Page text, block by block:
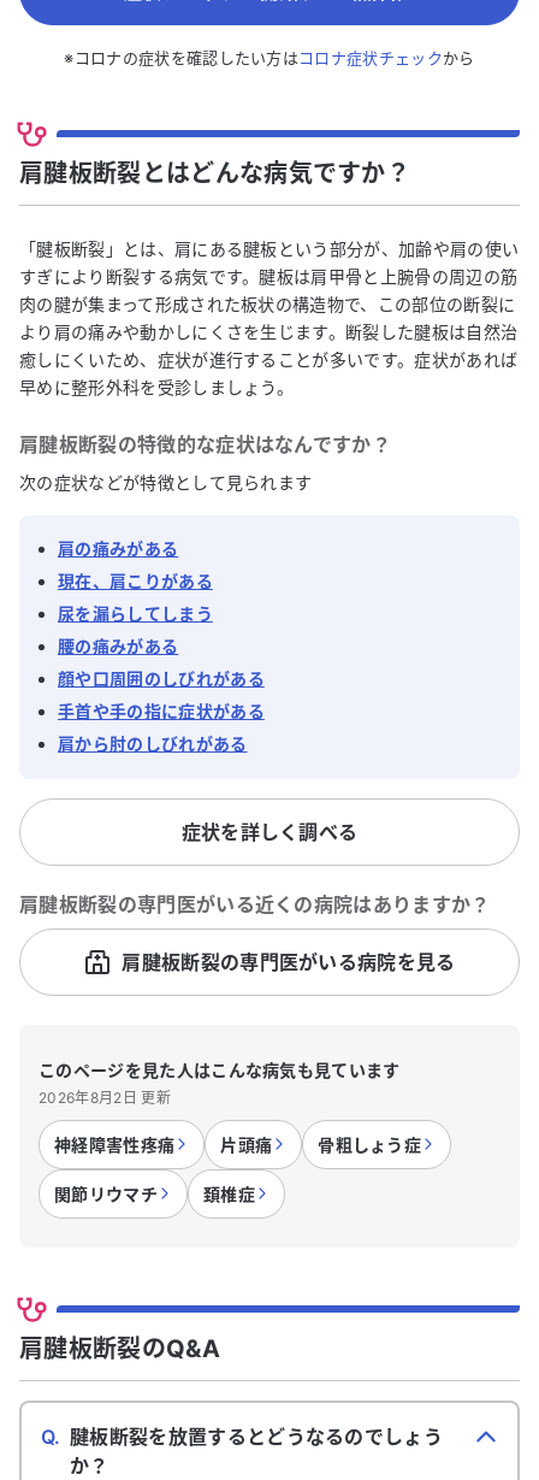
※コロナの症状を確認したい方はコロナ症状チェックから
肩腱板断裂とはどんな病気ですか？
「腱板断裂」とは、肩にある腱板という部分が、加齢や肩の使い
すぎにより断裂する病気です。腱板は肩甲骨と上腕骨の周辺の筋
肉の腱が集まって形成された板状の構造物で、この部位の断裂に
より肩の痛みや動かしにくさを生じます。断裂した腱板は自然治
癒しにくいため、症状が進行することが多いです。症状があれば
早めに整形外科を受診しましょう。
肩腱板断裂の特徴的な症状はなんですか？
次の症状などが特徴として見られます
肩の痛みがある
現在、肩こりがある
尿を漏らしてしまう
腰の痛みがある
顔や口周囲のしびれがある
手首や手の指に症状がある
肩から肘のしびれがある
症状を詳しく調べる
肩腱板断裂の専門医がいる近くの病院はありますか？
肩腱板断裂の専門医がいる病院を見る
このページを見た人はこんな病気も見ています
2026年8月2日 更新
神経障害性疼痛 片頭痛 骨粗しょう症
関節リウマチ 頚椎症
肩腱板断裂のQ&A
Q. 腱板断裂を放置するとどうなるのでしょう
か？